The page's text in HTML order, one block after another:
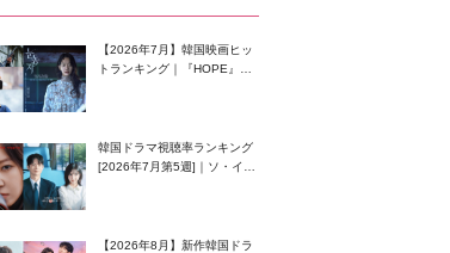
【2026年7月】韓国映画ヒッ
トランキング｜『HOPE』が
韓国ドラマ視聴率ランキング
[2026年7月第5週]｜ソ・イン
【2026年8月】新作韓国ドラ